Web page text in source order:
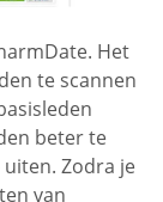
Het
te scannen
beter te
Zodra je
van